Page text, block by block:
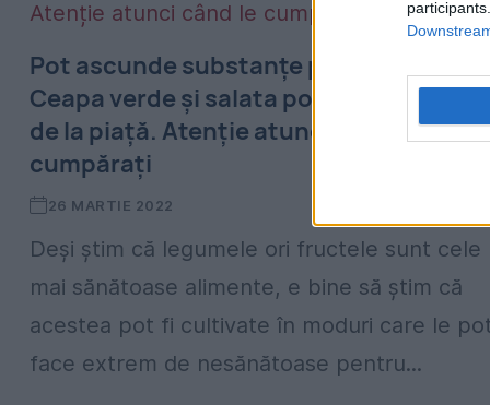
Pot ascunde substanțe periculoase!
Ceapa verde și salata pot dăuna, chiar
de la piață. Atenție atunci când le
cumpărați
26 MARTIE 2022
Deși știm că legumele ori fructele sunt cele
mai sănătoase alimente, e bine să știm că
acestea pot fi cultivate în moduri care le
face extrem de nesănătoase pentru...